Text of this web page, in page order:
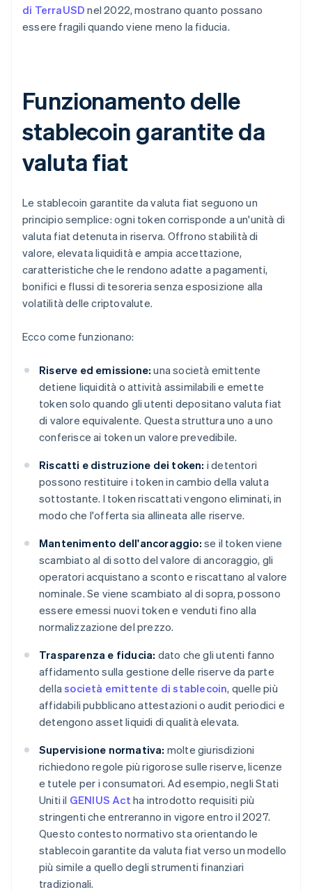
di TerraUSD nel 2022, mostrano quanto possano
essere fragili quando viene meno la fiducia.
Funzionamento delle
stablecoin garantite da
valuta fiat
Le stablecoin garantite da valuta fiat seguono un
principio semplice: ogni token corrisponde a un'unità di
valuta fiat detenuta in riserva. Offrono stabilità di
valore, elevata liquidità e ampia accettazione,
caratteristiche che le rendono adatte a pagamenti,
bonifici e flussi di tesoreria senza esposizione alla
volatilità delle criptovalute.
Ecco come funzionano:
Riserve ed emissione: una società emittente
detiene liquidità o attività assimilabili e emette
token solo quando gli utenti depositano valuta fiat
di valore equivalente. Questa struttura uno a uno
conferisce ai token un valore prevedibile.
Riscatti e distruzione dei token: i detentori
possono restituire i token in cambio della valuta
sottostante. I token riscattati vengono eliminati, in
modo che l'offerta sia allineata alle riserve.
Mantenimento dell'ancoraggio: se il token viene
scambiato al di sotto del valore di ancoraggio, gli
operatori acquistano a sconto e riscattano al valore
nominale. Se viene scambiato al di sopra, possono
essere emessi nuovi token e venduti fino alla
normalizzazione del prezzo.
Trasparenza e fiducia: dato che gli utenti fanno
affidamento sulla gestione delle riserve da parte
dellasocietà emittente di stablecoin, quelle più
affidabili pubblicano attestazioni o audit periodici e
detengono asset liquidi di qualità elevata.
Supervisione normativa: molte giurisdizioni
richiedono regole più rigorose sulle riserve, licenze
e tutele per i consumatori. Ad esempio, negli Stati
Uniti il GENIUS Act ha introdotto requisiti più
stringenti che entreranno in vigore entro il 2027.
Questo contesto normativo sta orientando le
stablecoin garantite da valuta fiat verso un modello
più simile a quello degli strumenti finanziari
tradizionali.